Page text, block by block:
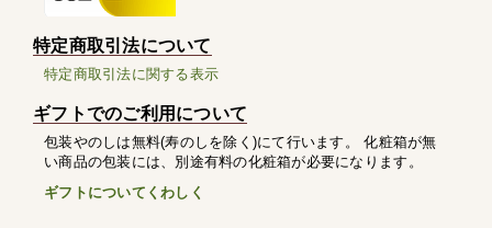
特定商取引法について
特定商取引法に関する表示
ギフトでのご利用について
包装やのしは無料(寿のしを除く)にて行います。 化粧箱が無
い商品の包装には、別途有料の化粧箱が必要になります。
ギフトについてくわしく